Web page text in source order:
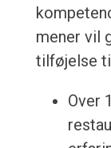
mener vil
tilføjelse
Over